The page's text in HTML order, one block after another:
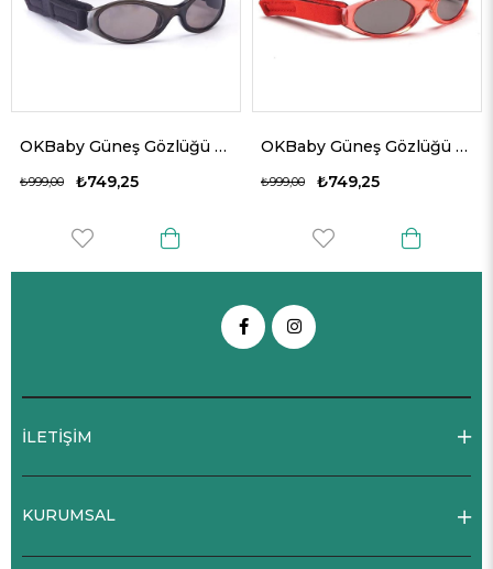
OKBaby Güneş Gözlüğü 2-5 Yaş Siyah
₺749,25
₺999,00
OKBaby Güneş Gözlüğü 2-5 Yaş Kırmızı
₺749,25
₺999,00
İLETİŞİM
KURUMSAL